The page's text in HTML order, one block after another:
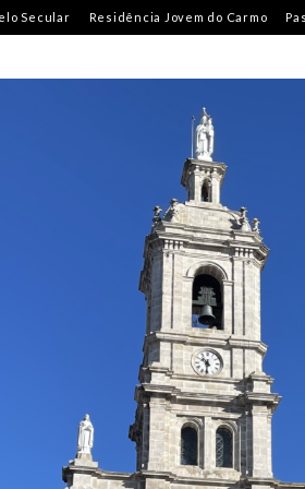
Secular Residência Jovem do Carmo